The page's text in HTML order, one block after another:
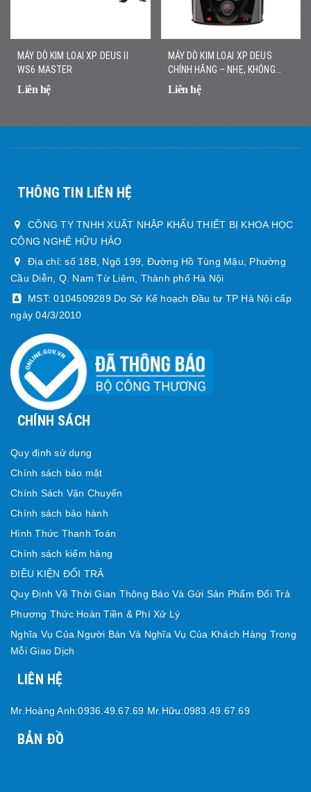
MÁY DÒ KIM LOẠI XP DEUS II
WS6 MASTER
Liên hệ
MÁY DÒ KIM LOẠI XP DEUS
CHÍNH HÃNG – NHẸ, KHÔNG
DÂY, DÒ NHANH CHÍNH XÁC
Liên hệ
THÔNG TIN LIÊN HỆ
CÔNG TY TNHH XUẤT NHẬP KHẨU THIẾT BỊ KHOA HỌC
CÔNG NGHỆ HỮU HẢO
Địa chỉ: số 18B, Ngõ 199, Đường Hồ Tùng Mậu, Phường
Cầu Diễn, Q. Nam Từ Liêm, Thành phố Hà Nội
MST: 0104509289 Do Sở Kế hoạch Đầu tư TP Hà Nội cấp
ngày 04/3/2010
CHÍNH SÁCH
Quy định sử dụng
Chính sách bảo mật
Chính Sách Vận Chuyển
Chính sách bảo hành
Hình Thức Thanh Toán
Chính sách kiểm hàng
ĐIỀU KIỆN ĐỔI TRẢ
Quy Định Về Thời Gian Thông Báo Và Gửi Sản Phẩm Đổi Trả
Phương Thức Hoàn Tiền & Phí Xử Lý
Nghĩa Vụ Của Người Bán Và Nghĩa Vụ Của Khách Hàng Trong
Mỗi Giao Dịch
LIÊN HỆ
Mr.Hoàng Anh:0936.49.67.69 Mr.Hữu:0983.49.67.69
BẢN ĐỒ